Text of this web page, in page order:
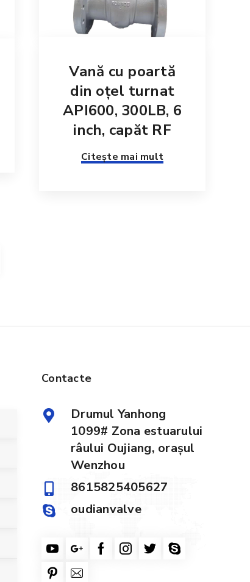
Vană cu poartă
din oțel turnat
API600, 300LB, 6
inch, capăt RF
Citește mai mult
Contacte
Drumul Yanhong
1099# Zona estuarului
râului Oujiang, orașul
Wenzhou
8615825405627
oudianvalve